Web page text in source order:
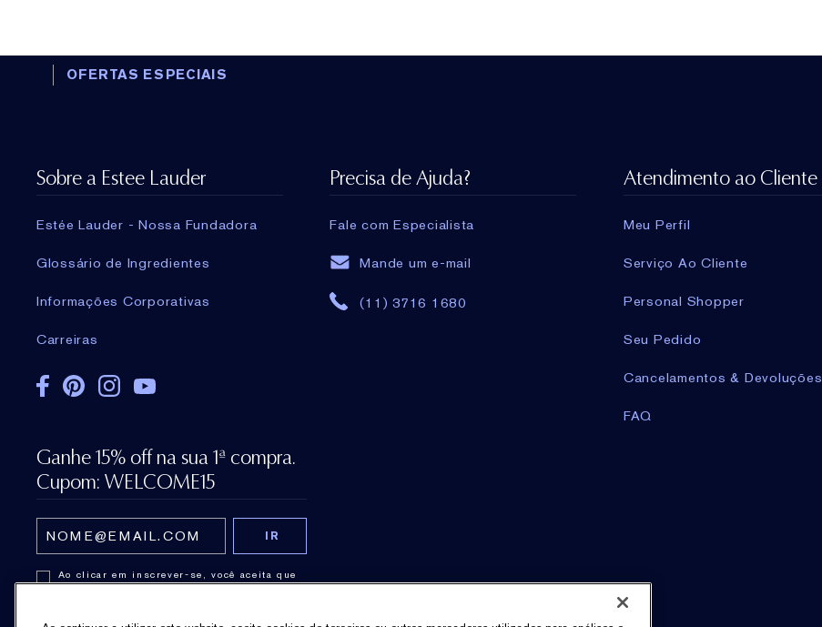
OFERTAS ESPECIAIS
Sobre a Estee Lauder
Estée Lauder - Nossa Fundadora
Glossário de Ingredientes
Informações Corporativas
Carreiras
Precisa de Ajuda?
Fale com Especialista
Mande um e-mail
(11) 3716 1680
Atendimento ao Cliente
Meu Perfil
Serviço Ao Cliente
Personal Shopper
Seu Pedido
Cancelamentos & Devoluções
FAQ
Ganhe 15% off na sua 1ª compra.
Cupom: WELCOME15
Ao clicar em inscrever-se, você aceita que
seu endereço de e-mail seja usado apenas